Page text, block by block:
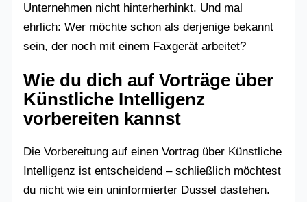
Unternehmen nicht hinterherhinkt. Und mal
ehrlich: Wer möchte schon als derjenige bekannt
sein, der noch mit einem Faxgerät arbeitet?
Wie du dich auf Vorträge über
Künstliche Intelligenz
vorbereiten kannst
Die Vorbereitung auf einen Vortrag über Künstliche
Intelligenz ist entscheidend – schließlich möchtest
du nicht wie ein uninformierter Dussel dastehen.